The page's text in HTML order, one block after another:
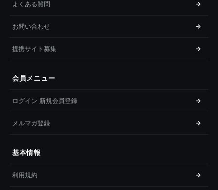
よくある質問
お問い合わせ
提携サイト募集
会員メニュー
ログイン 新規会員登録
メルマガ登録
基本情報
利用規約